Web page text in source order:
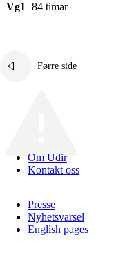
Vg1
84 timar
Førre side
Om Udir
Kontakt oss
Presse
Nyhetsvarsel
English pages